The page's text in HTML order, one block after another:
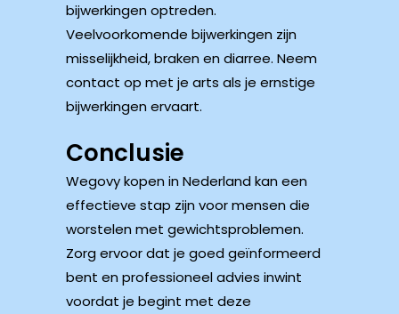
bijwerkingen optreden.
Veelvoorkomende bijwerkingen zijn
misselijkheid, braken en diarree. Neem
contact op met je arts als je ernstige
bijwerkingen ervaart.
Conclusie
Wegovy kopen in Nederland kan een
effectieve stap zijn voor mensen die
worstelen met gewichtsproblemen.
Zorg ervoor dat je goed geïnformeerd
bent en professioneel advies inwint
voordat je begint met deze